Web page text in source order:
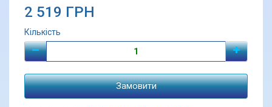
2 519 ГРН
Кількість
Замовити